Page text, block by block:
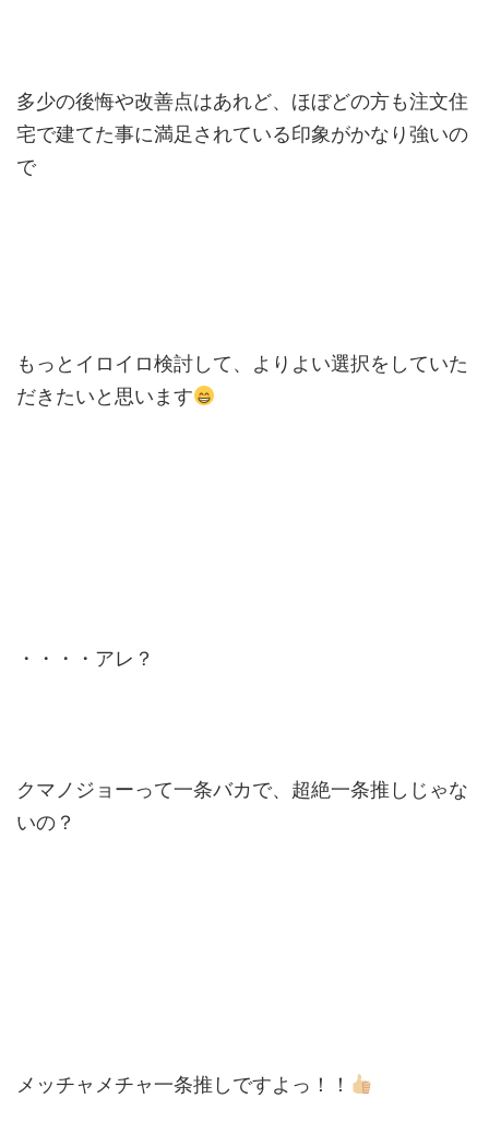
多少の後悔や改善点はあれど、ほぼどの方も注文住
宅で建てた事に満足されている印象がかなり強いの
で
もっとイロイロ検討して、よりよい選択をしていた
だきたいと思います
・・・・アレ？
クマノジョーって一条バカで、超絶一条推しじゃな
いの？
メッチャメチャ一条推しですよっ！！